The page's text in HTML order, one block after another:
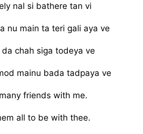
nal si bathere tan vi
nu main ta teri gali aya ve
da chah siga todeya ve
mainu bada tadpaya ve
friends with me.
all to be with thee.